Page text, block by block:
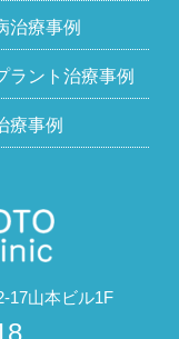
治療事例
ラント治療事例
療事例
17山本ビル1F